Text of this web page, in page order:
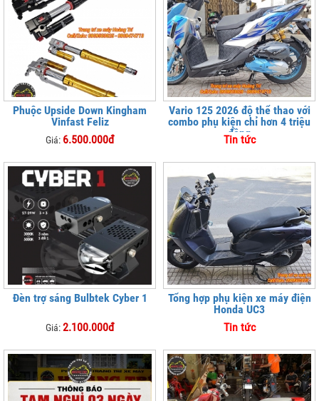
Phuộc Upside Down Kingham
Vinfast Feliz
Giá: 6.500.000đ
Vario 125 2026 độ thể thao với
combo phụ kiện chỉ hơn 4 triệu
đồng
Tin tức
Đèn trợ sáng Bulbtek Cyber 1
Giá:2.100.000đ
Tổng hợp phụ kiện xe máy điện
Honda UC3
Tin tức